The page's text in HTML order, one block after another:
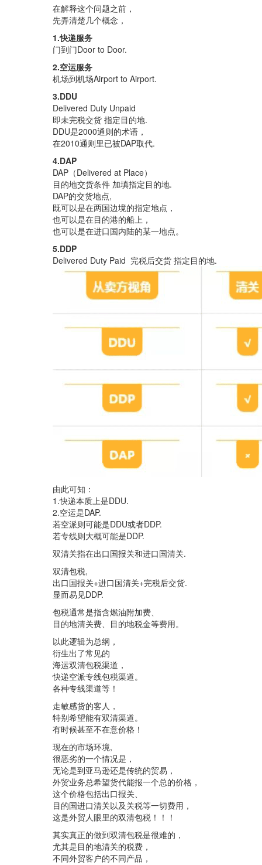
在解释这个问题之前，
先弄清楚几个概念，
1.快递服务
门到门Door to Door.
2.空运服务
机场到机场Airport to Airport.
3.DDU
Delivered Duty Unpaid
即未完税交货 指定目的地.
DDU是2000通则的术语，
在2010通则里已被DAP取代.
4.DAP
DAP（Delivered at Place）
目的地交货条件 加填指定目的地.
DAP的交货地点,
既可以是在两国边境的指定地点，
也可以是在目的港的船上，
也可以是在进口国内陆的某一地点。
5.DDP
Delivered Duty Paid 完税后交货 指定目的地.
由此可知：
1.快递本质上是DDU.
2.空运是DAP.
若空派则可能是DDU或者DDP.
若专线则大概可能是DDP.
双清关指在出口国报关和进口国清关.
双清包税,
出口国报关+进口国清关+完税后交货.
显而易见DDP.
包税通常是指含燃油附加费、
目的地清关费、目的地税金等费用。
以此逻辑为总纲，
衍生出了常见的
海运双清包税渠道，
快递空派专线包税渠道。
各种专线渠道等！
走敏感货的客人，
特别希望能有双清渠道。
有时候甚至不在意价格！
现在的市场环境,
很恶劣的一个情况是，
无论是到亚马逊还是传统的贸易，
外贸业务总希望货代能报一个总的价格，
这个价格包括出口报关、
目的国进口清关以及关税等一切费用，
这是外贸人眼里的双清包税！！！
其实真正的做到双清包税是很难的，
尤其是目的地清关的税费，
不同外贸客户的不同产品，